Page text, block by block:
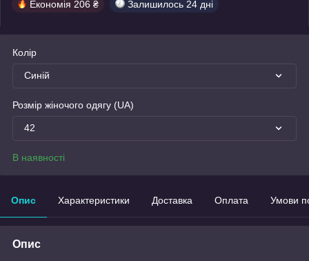
Економія 206 ₴ Залишилось 24 дні
Колір
Синій
Розмір жіночого одягу (UA)
42
В наявності
Опис Характеристики Доставка Оплата Умови
Опис